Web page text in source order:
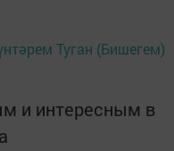
Туган (Бишегем)
и интересным в